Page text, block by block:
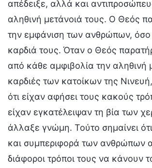
απέδειξε, αλλά και
αληθινή μετάνοιά τους. Ο Θεός
την εμφάνιση των ανθρώπων, όσο
καρδιά τους. Όταν ο Θεός
από κάθε αμφιβολία την αληθινή
καρδιές των κατοίκων της
ότι είχαν αφήσει τους κακούς
είχαν εγκατέλειψαν τη βία των
άλλαξε γνώμη. Τούτο σημαίνει
και συμπεριφορά των ανθρώπων
διάφοροι τρόποι τους να κάνουν